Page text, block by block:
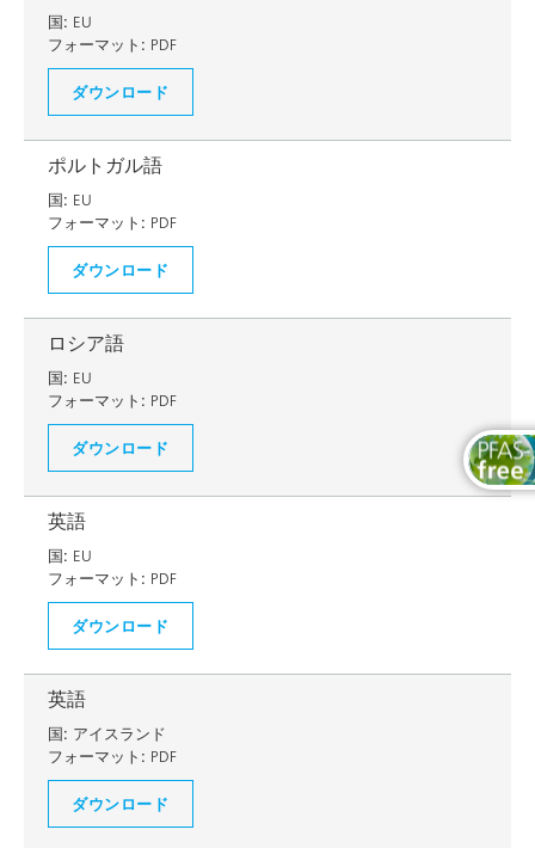
国: EU
フォーマット: PDF
ダウンロード
ポルトガル語
国: EU
フォーマット: PDF
ダウンロード
ロシア語
国: EU
フォーマット: PDF
ダウンロード
英語
国: EU
フォーマット: PDF
ダウンロード
英語
国: アイスランド
フォーマット: PDF
ダウンロード